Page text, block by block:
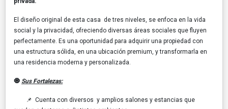
El diseño original de esta casa de tres niveles, se enfoca en la vida
social y la privacidad, ofreciendo diversas áreas sociales que fluyen
perfectamente. Es una oportunidad para adquirir una propiedad con
una estructura sólida, en una ubicación premium, y transformarla en
una residencia moderna y personalizada.
🧿 Sus Fortalezas:
📌 Cuenta con diversos y amplios salones y estancias que